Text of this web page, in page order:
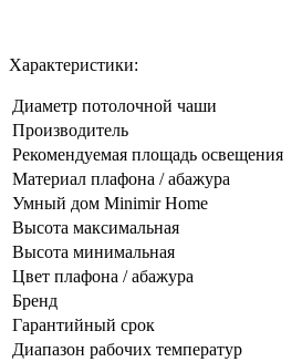
Характеристики:
Диаметр потолочной чаши
Производитель
Рекомендуемая площадь освещения
Материал плафона / абажура
Умный дом Minimir Home
Высота максимальная
Высота минимальная
Цвет плафона / абажура
Бренд
Гарантийный срок
Диапазон рабочих температур